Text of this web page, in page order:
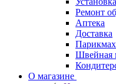
Ремонт
Аптека
Доставка
Швейная
О магазине